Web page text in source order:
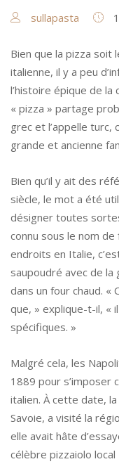
sullapasta
Bien que la pizza soit
italienne, il y a peu
l’histoire épique de la
« pizza » partage
grec et l’appelle turc,
grande et ancienne
Bien qu’il y ait des
siècle, le mot a été
désigner toutes
connu sous le nom de
endroits en Italie,
saupoudré avec de la
dans un four chaud. «
que, » explique-t-il, «
spécifiques. »
Malgré cela, les
1889 pour s’imposer
italien. À cette date,
Savoie, a visité la
elle avait hâte
célèbre pizzaiolo